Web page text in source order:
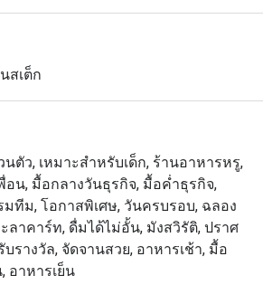
สเต็ก
ตัว, เหมาะสำหรับเด็ก, ร้านอาหารหรู,
อน, มื้อกลางวันธุรกิจ, มื้อค่ำธุรกิจ,
ทีม, โอกาสพิเศษ, วันครบรอบ, ฉลอง
ลาคาร์ท, ดื่มได้ไม่อั้น, มังสวิรัติ, ปราศ
บรางวัล, จัดจานสวย, อาหารเช้า, มื้อ
อาหารเย็น